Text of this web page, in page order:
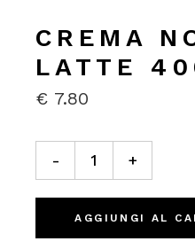
CREMA
LATTE
€ 7.80
Crema Nocciola Latte
- +
AGGIUNGI AL